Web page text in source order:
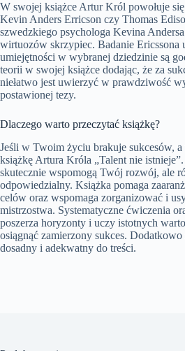
W swojej książce Artur Król powołuje
Kevin Anders Erricson czy Thomas
szwedzkiego psychologa Kevina
wirtuozów skrzypiec. Badanie Ericssona
umiejętności w wybranej dziedzinie są
teorii w swojej książce dodając, że za
niełatwo jest uwierzyć w prawdziwość
postawionej tezy.
Dlaczego warto przeczytać książkę?
Jeśli w Twoim życiu brakuje sukcesów,
książkę Artura Króla „Talent nie
skutecznie wspomogą Twój rozwój, ale
odpowiedzialny. Książka pomaga
celów oraz wspomaga zorganizować i
mistrzostwa. Systematyczne ćwiczenia
poszerza horyzonty i uczy istotnych
osiągnąć zamierzony sukces.
dosadny i adekwatny do treści.